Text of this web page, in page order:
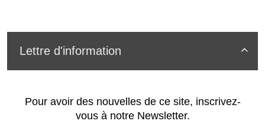

Lettre d'information
Pour avoir des nouvelles de ce site, inscrivez-
vous à notre Newsletter.